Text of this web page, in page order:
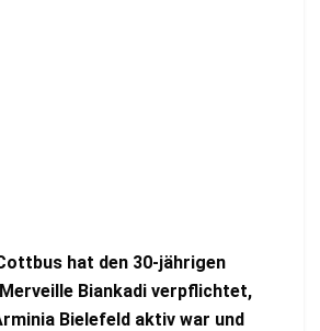
hat den 30-jährigen
Biankadi verpflichtet,
Bielefeld aktiv war und